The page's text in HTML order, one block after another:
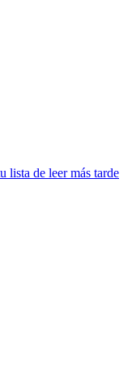
lista de leer más tarde